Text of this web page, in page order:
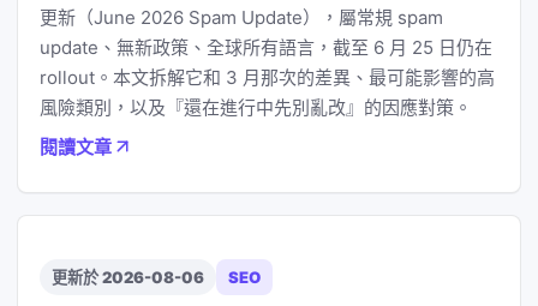
更新（June 2026 Spam Update），屬常規 spam
update、無新政策、全球所有語言，截至 6 月 25 日仍在
rollout。本文拆解它和 3 月那次的差異、最可能影響的高
風險類別，以及『還在進行中先別亂改』的因應對策。
閱讀文章
更新於 2026-08-06 SEO